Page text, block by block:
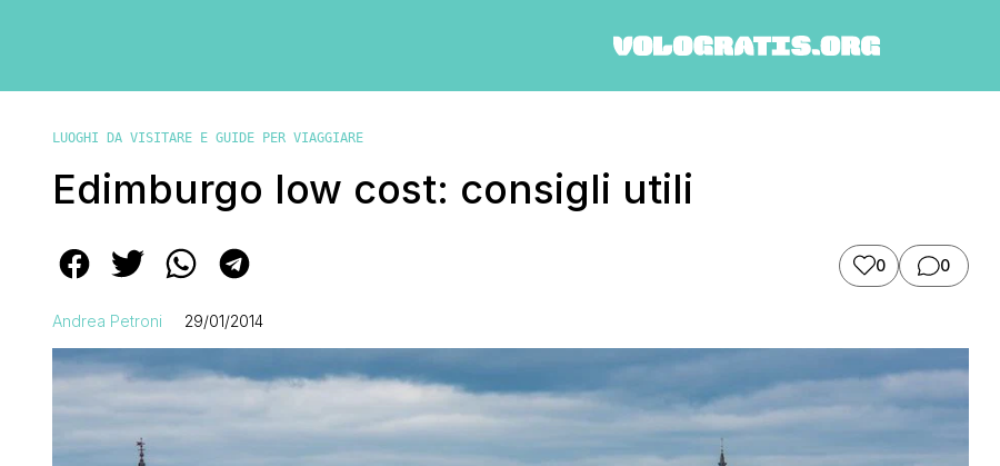
LUOGHI DA VISITARE E GUIDE PER VIAGGIARE
Edimburgo low cost: consigli utili
0 0
Andrea Petroni 29/01/2014